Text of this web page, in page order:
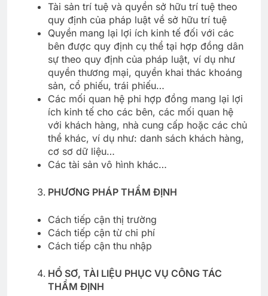
Tài sản trí tuệ và quyền sở hữu trí tuệ theo
quy định của pháp luật về sở hữu trí tuệ
Quyền mang lại lợi ích kinh tế đối với các
bên được quy định cụ thể tại hợp đồng dân
sự theo quy định của pháp luật, ví dụ như
quyền thương mại, quyền khai thác khoáng
sản, cổ phiếu, trái phiếu…
Các mối quan hệ phi hợp đồng mang lại lợi
ích kinh tế cho các bên, các mối quan hệ
với khách hàng, nhà cung cấp hoặc các chủ
thể khác, ví dụ như: danh sách khách hàng,
cơ sơ dữ liệu…
Các tài sản vô hình khác…
PHƯƠNG PHÁP THẨM ĐỊNH
Cách tiếp cận thị trường
Cách tiếp cận từ chi phí
Cách tiếp cận thu nhập
HỒ SƠ, TÀI LIỆU PHỤC VỤ CÔNG TÁC
THẨM ĐỊNH